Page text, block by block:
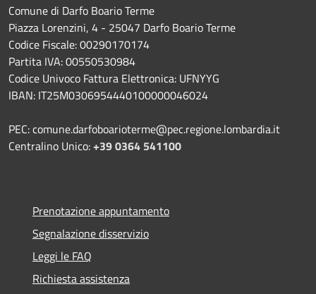
Comune di Darfo Boario Terme
Piazza Lorenzini, 4 - 25047 Darfo Boario Terme
Codice Fiscale: 00290170174
Partita IVA: 00550530984
Codice Univoco Fattura Elettronica: UFNYYG
IBAN: IT25M0306954440100000046024
PEC: comune.darfoboarioterme@pec.regione.lombardia.it
Centralino Unico:+39 0364 541100
Prenotazione appuntamento
Segnalazione disservizio
Leggi le FAQ
Richiesta assistenza